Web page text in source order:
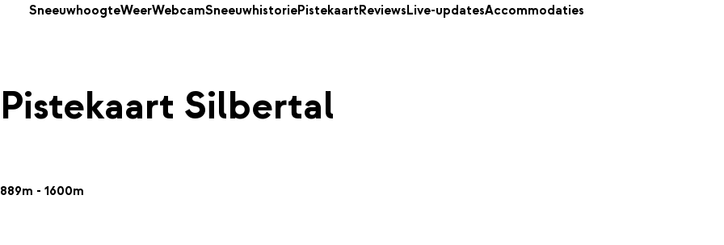
SneeuwhoogteWeerWebcamSneeuwhistoriePistekaartReviewsLive-updatesAccommodaties
Pistekaart Silbertal
889m - 1600m